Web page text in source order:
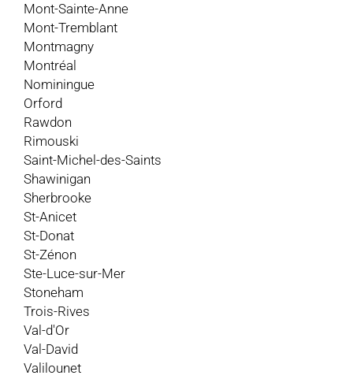
Mont-Sainte-Anne
Mont-Tremblant
Montmagny
Montréal
Nominingue
Orford
Rawdon
Rimouski
Saint-Michel-des-Saints
Shawinigan
Sherbrooke
St-Anicet
St-Donat
St-Zénon
Ste-Luce-sur-Mer
Stoneham
Trois-Rives
Val-d'Or
Val-David
Valilounet